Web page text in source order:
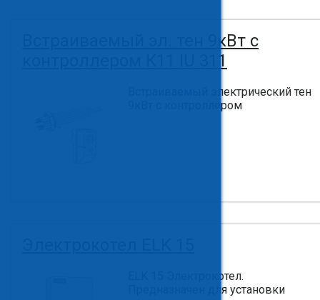
Встраиваемый эл. тен 9кВт с
контроллером К11 IU 311
Встраиваемый электрический тен
9кВт с контроллером
ELK 15 Электрокотел.
Предназначен для установки